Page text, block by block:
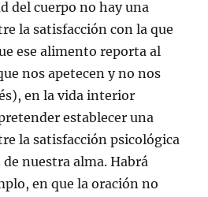
del cuerpo no hay una
la satisfacción con la que
ese alimento reporta al
nos apetecen y no nos
en la vida interior
establecer una
la satisfacción psicológica
nuestra alma. Habrá
en que la oración no